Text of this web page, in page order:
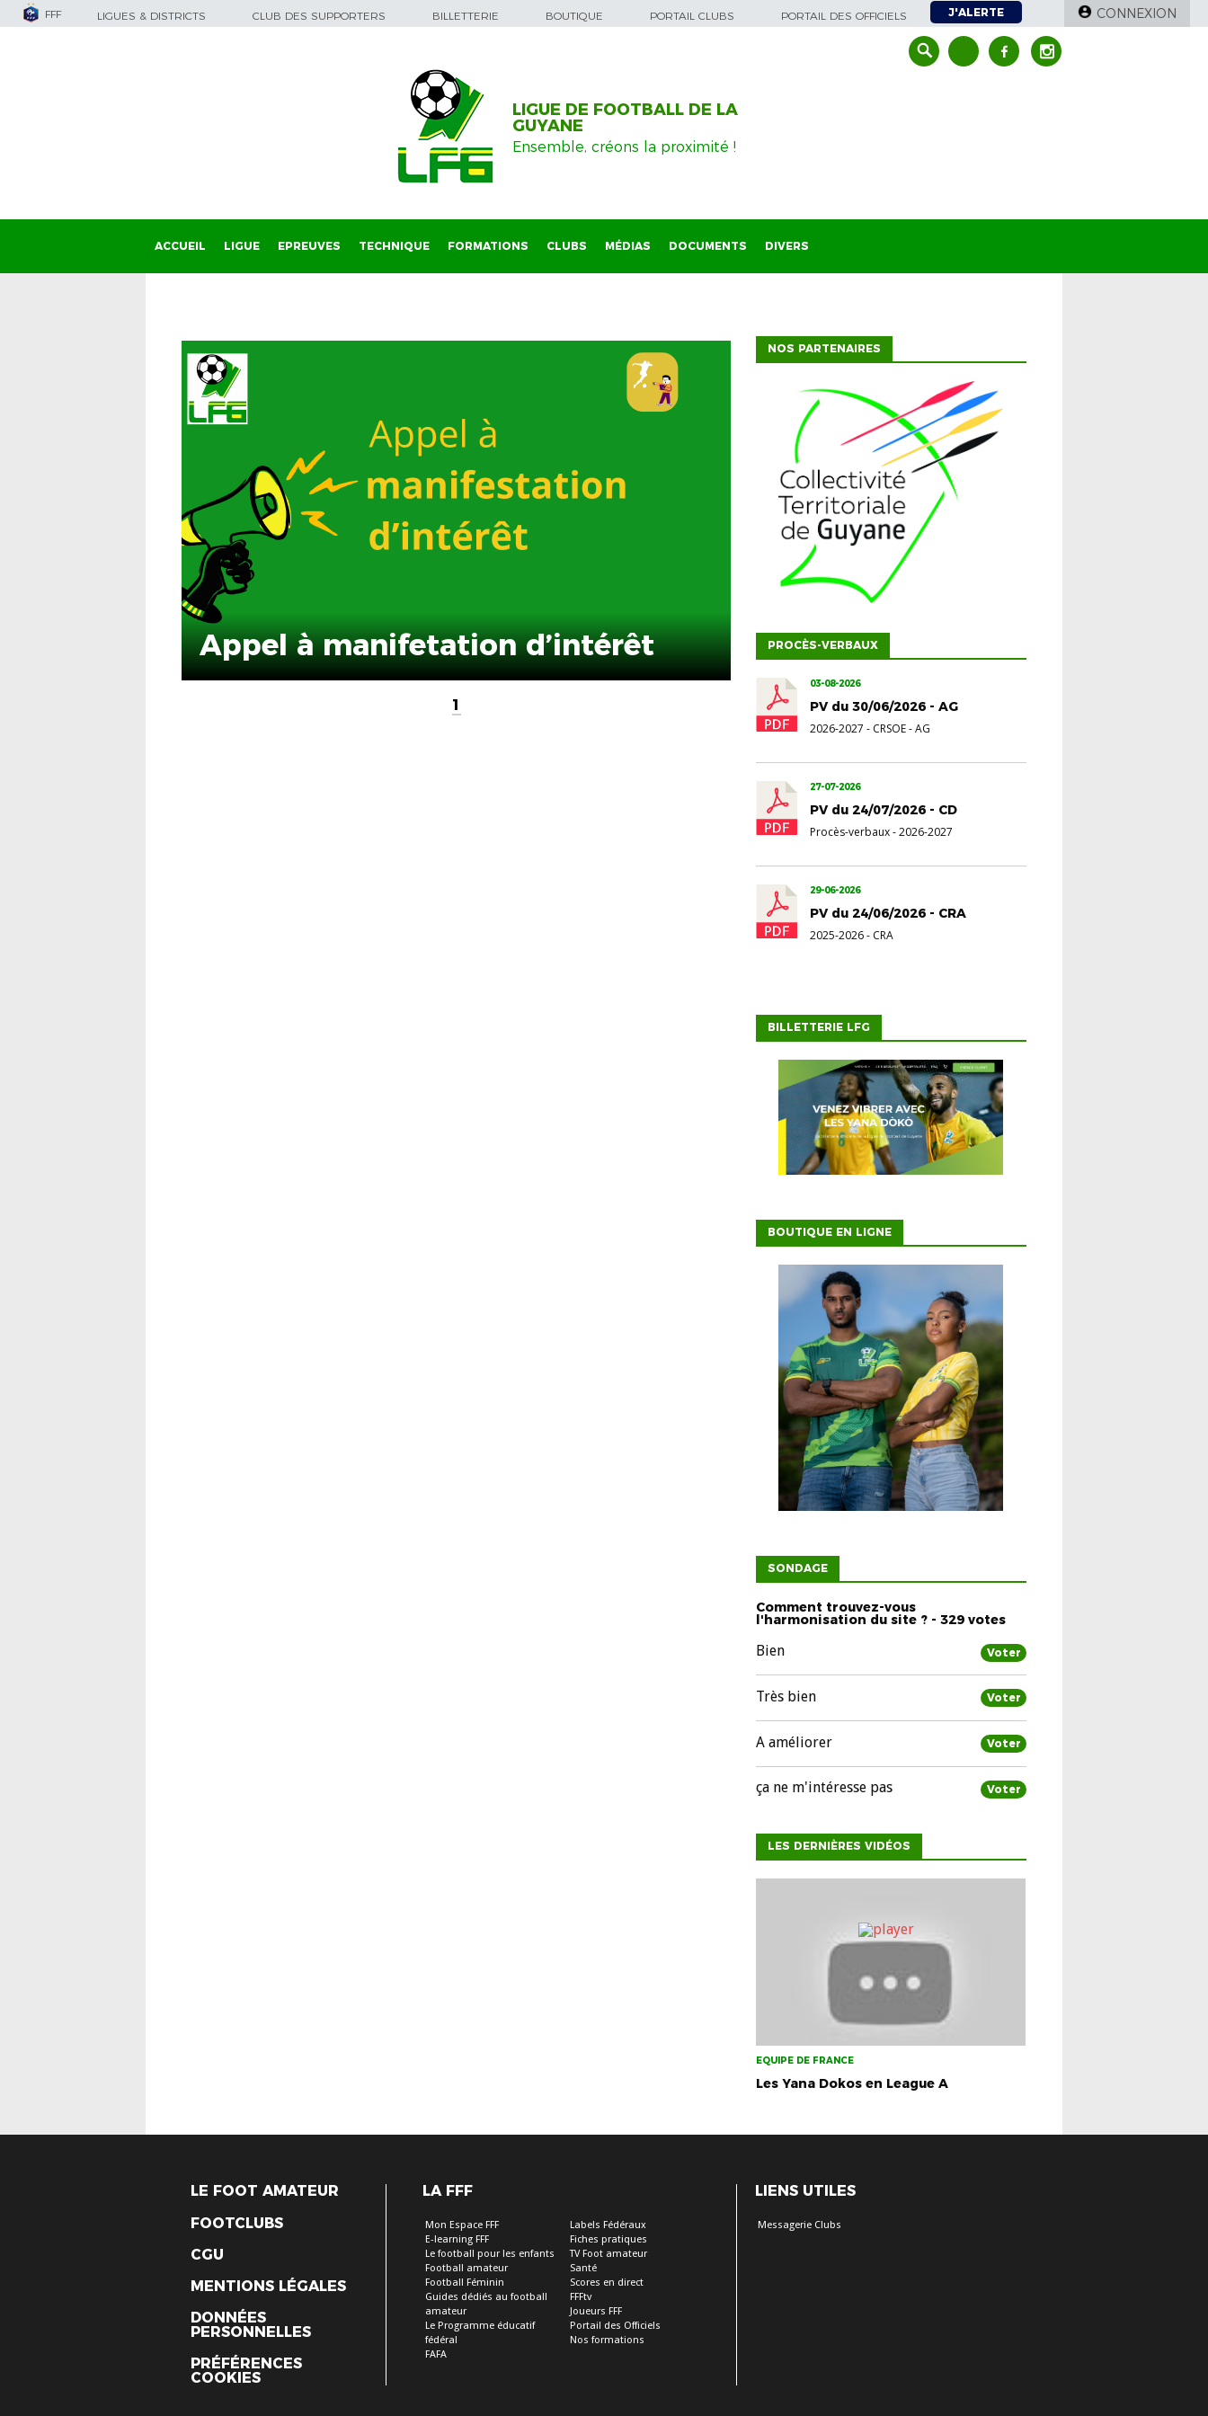
FFF LIGUES & DISTRICTS CLUB DES SUPPORTERS BILLETTERIE BOUTIQUE PORTAIL CLUBS PORTAIL DES OFFICIELS J'ALERTE CONNEXION
LIGUE DE FOOTBALL DE LA
GUYANE
Ensemble, créons la proximité !
ACCUEIL LIGUE EPREUVES TECHNIQUE FORMATIONS CLUBS MÉDIAS DOCUMENTS DIVERS
Appel à manifetation d’intérêt
1
NOS PARTENAIRES
PROCÈS-VERBAUX
03-08-2026
PV du 30/06/2026 - AG
2026-2027 - CRSOE - AG
27-07-2026
PV du 24/07/2026 - CD
Procès-verbaux-2026-2027
29-06-2026
PV du 24/06/2026 - CRA
2025-2026- CRA
BILLETTERIE LFG
BOUTIQUE EN LIGNE
SONDAGE
Comment trouvez-vous
l'harmonisation du site ? - 329 votes
Bien Voter
Très bien Voter
A améliorer Voter
ça ne m'intéresse pas Voter
LES DERNIÈRES VIDÉOS
EQUIPE DE FRANCE
Les Yana Dokos en League A
LE FOOT AMATEUR
FOOTCLUBS
CGU
MENTIONS LÉGALES
DONNÉES
PERSONNELLES
PRÉFÉRENCES
COOKIES
LA FFF
Mon Espace FFF
E-learning FFF
Le football pour les enfants
Football amateur
Football Féminin
Guides dédiés au football
amateur
Le Programme éducatif
fédéral
FAFA
Labels Fédéraux
Fiches pratiques
TV Foot amateur
Santé
Scores en direct
FFFtv
Joueurs FFF
Portail des Officiels
Nos formations
LIENS UTILES
Messagerie Clubs